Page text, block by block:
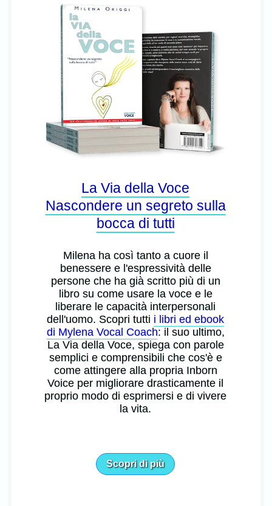
La Via della Voce
Nascondere un segreto sulla
bocca di tutti
Milena ha così tanto a cuore il
benessere e l'espressività delle
persone che ha già scritto più di un
libro su come usare la voce e le
liberare le capacità interpersonali
dell'uomo. Scopri tutti i libri ed ebook
di Mylena Vocal Coach: il suo ultimo,
La Via della Voce, spiega con parole
semplici e comprensibili che cos'è e
come attingere alla propria Inborn
Voice per migliorare drasticamente il
proprio modo di esprimersi e di vivere
la vita.
Scopri di più